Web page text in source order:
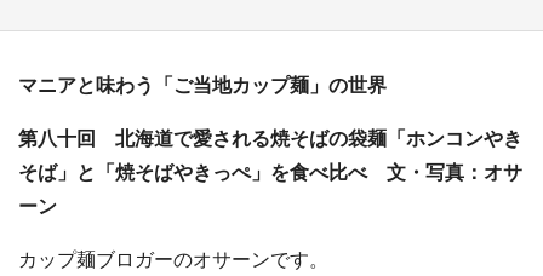
マニアと味わう「ご当地カップ麺」の世界
第八十回 北海道で愛される焼そばの袋麺「ホンコンやき
そば」と「焼そばやきっぺ」を食べ比べ 文・写真：オサ
ーン
カップ麺ブロガーのオサーンです。